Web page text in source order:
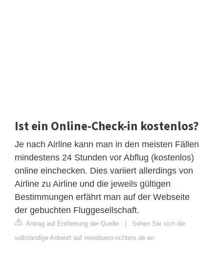
Ist ein Online-Check-in kostenlos?
Je nach Airline kann man in den meisten Fällen
mindestens 24 Stunden vor Abflug (kostenlos)
online einchecken. Dies variiert allerdings von
Airline zu Airline und die jeweils gültigen
Bestimmungen erfährt man auf der Webseite
der gebuchten Fluggesellschaft.
Antrag auf Entfernung der Quelle
Sehen Sie sich die
vollständige Antwort auf reisebuero-richters.de an